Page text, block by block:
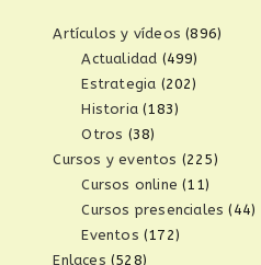
Artículos y vídeos (896)
Actualidad (499)
Estrategia (202)
Historia (183)
Otros (38)
Cursos y eventos (225)
Cursos online (11)
Cursos presenciales (44)
Eventos (172)
Enlaces (528)